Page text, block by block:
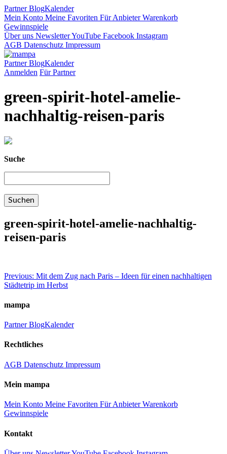
PartnerBlogKalender
Mein Konto Meine Favoriten Für AnbieterWarenkorb
Gewinnspiele
Über uns NewsletterYouTube Facebook Instagram
AGB Datenschutz Impressum
PartnerBlogKalender
Anmelden Für Partner
green-spirit-hotel-amelie-
nachhaltig-reisen-paris
Suche
green-spirit-hotel-amelie-nachhaltig-
reisen-paris
Beitragsnavigation
Previous: Mit dem Zug nach Paris – Ideen für einen nachhaltigen
Städtetrip im Herbst
mampa
PartnerBlogKalender
Rechtliches
AGB Datenschutz Impressum
Mein mampa
Mein Konto Meine Favoriten Für AnbieterWarenkorb
Gewinnspiele
Kontakt